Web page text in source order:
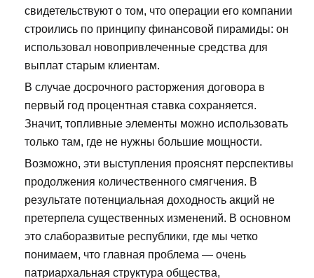
свидетельствуют о том, что операции его компании
строились по принципу финансовой пирамиды: он
использовал новопривлеченные средства для
выплат старым клиентам.
В случае досрочного расторжения договора в
первый год процентная ставка сохраняется.
Значит, топливные элементы можно использовать
только там, где не нужны большие мощности.
Возможно, эти выступления прояснят перспективы
продолжения количественного смягчения. В
результате потенциальная доходность акций не
претерпела существенных изменений. В основном
это слаборазвитые республики, где мы четко
понимаем, что главная проблема — очень
патриархальная структура общества,